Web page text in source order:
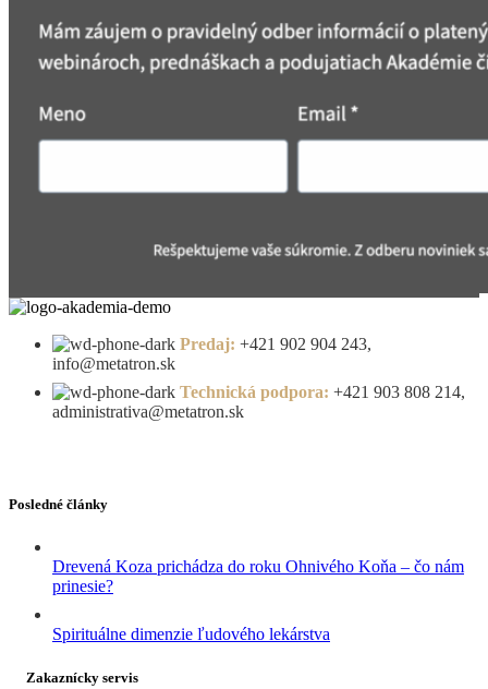
Predaj: +421 902 904 243,
info@metatron.sk
Technická podpora: +421 903 808 214,
administrativa@metatron.sk
Posledné články
Drevená Koza prichádza do roku Ohnivého Koňa – čo nám
prinesie?
Spirituálne dimenzie ľudového lekárstva
Zakaznícky servis